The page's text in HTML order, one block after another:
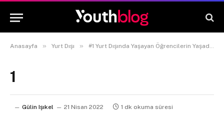
Anasayfa » Yurt Dışı » #1 Yurt Dışında Yaşayan Öğrencilerin Yaşadığı 6 Zorluk!
1
Gülin Işıkel 21 Nisan 2022 1 dk okuma süresi